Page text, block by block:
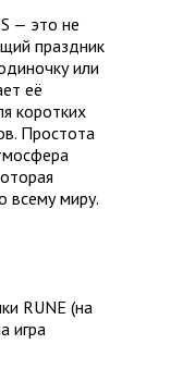
— это не
праздник
или
её
коротких
Простота
всему миру.
RUNE (на
игра